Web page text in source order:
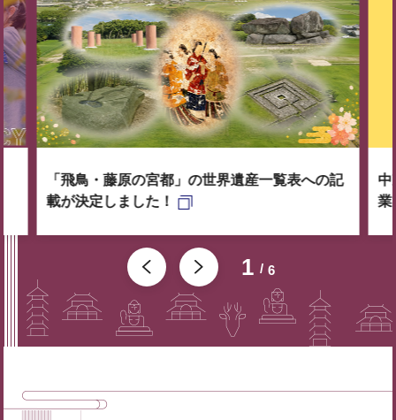
1 6
「飛鳥・藤原の宮都」の世界遺産一覧表への記
載が決定しました！
中
業